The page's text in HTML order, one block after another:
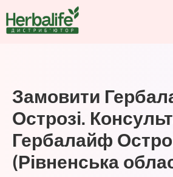
Замовити
Острозі.
Гербалайф
(Рівненська